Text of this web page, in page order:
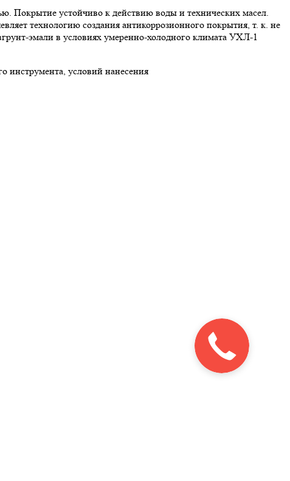
Покрытие устойчиво к действию воды и технических масел.
технологию создания антикоррозионного покрытия, т. к. не
эмали в условиях умеренно-холодного климата УХЛ-1
инструмента, условий нанесения